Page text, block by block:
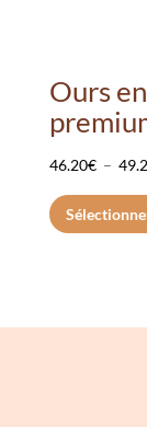
Ours
46.20€ –